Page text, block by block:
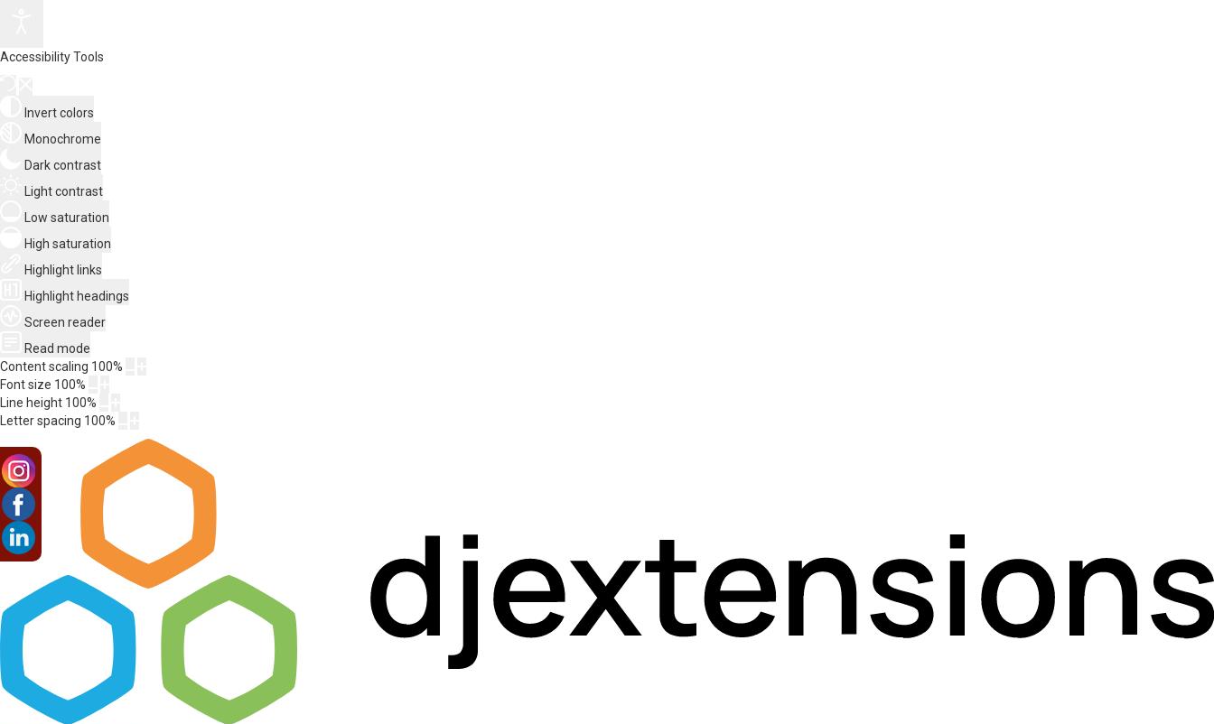
Accessibility Tools
Invert colors
Monochrome
Dark contrast
Light contrast
Low saturation
High saturation
Highlight links
Highlight headings
Screen reader
Read mode
Content scaling 100%
Font size 100%
Line height 100%
Letter spacing 100%